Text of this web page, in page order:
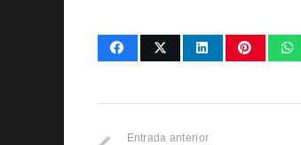
Entrada anterior